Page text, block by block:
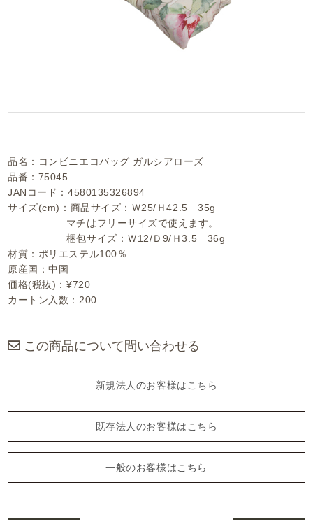
品名：コンビニエコバッグ ガルシアローズ
品番：75045
JANコード：4580135326894
サイズ(cm)：商品サイズ：Ｗ25/Ｈ42.5 35g
マチはフリーサイズで使えます。
梱包サイズ：Ｗ12/Ｄ9/Ｈ3.5 36g
材質：ポリエステル100％
原産国：中国
価格(税抜)：¥720
カートン入数：200
この商品について問い合わせる
新規法人のお客様はこちら
既存法人のお客様はこちら
一般のお客様はこちら